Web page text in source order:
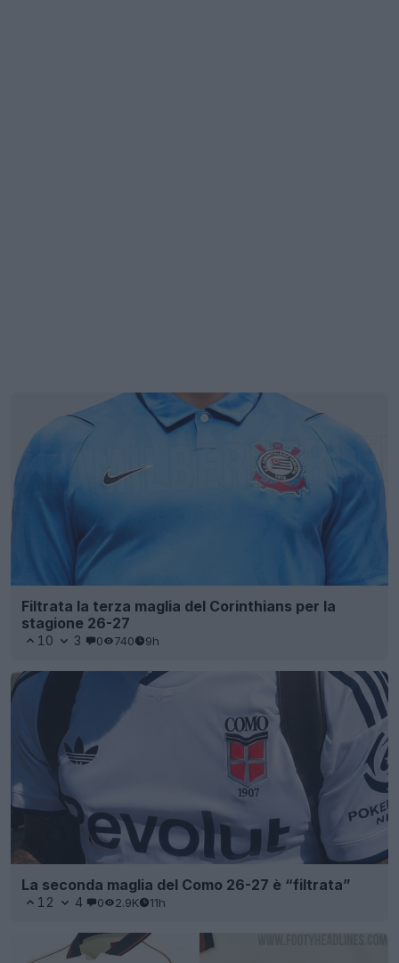
Filtrata la terza maglia del Corinthians per la
stagione 26-27
10 3 0 740 9h
La seconda maglia del Como 26-27 è “filtrata”
12 4 0 2.9K 11h